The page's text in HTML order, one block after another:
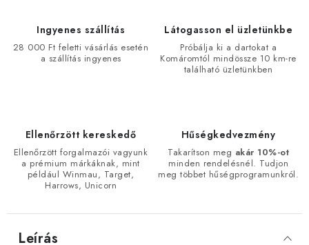
Ingyenes szállítás
28 000 Ft feletti vásárlás esetén
a szállítás ingyenes
Látogasson el üzletünkbe
Próbálja ki a dartokat a
Komáromtól mindössze 10 km-re
található üzletünkben
Ellenőrzött kereskedő
Ellenőrzött forgalmazói vagyunk
a prémium márkáknak, mint
például Winmau, Target,
Harrows, Unicorn
Hűségkedvezmény
Takarítson meg akár 10%-ot
minden rendelésnél. Tudjon
meg többet hűségprogramunkról.
Leírás